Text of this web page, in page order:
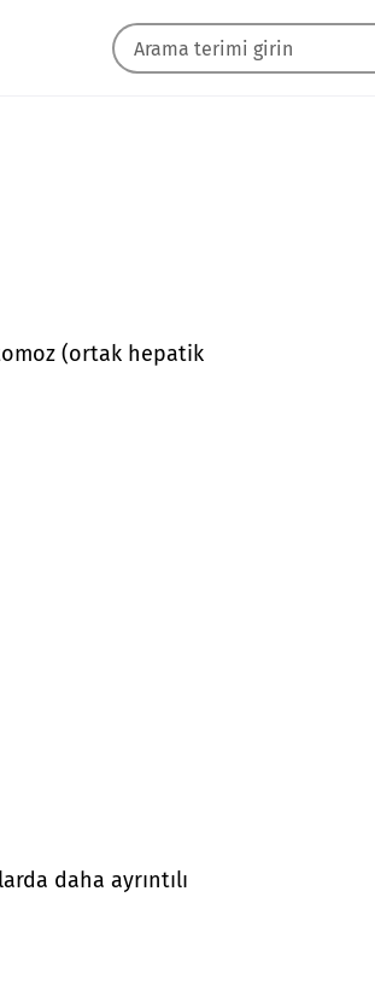
(ortak hepatik
daha ayrıntılı